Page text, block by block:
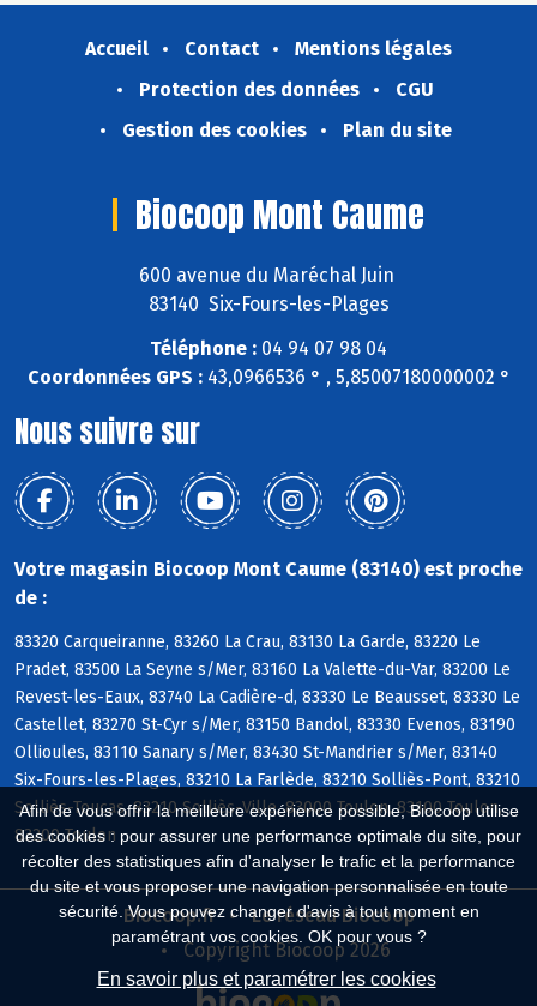
Afin de vous offrir la meilleure expérience possible, Biocoop utilise
des cookies : pour assurer une performance optimale du site, pour
récolter des statistiques afin d'analyser le trafic et la performance
du site et vous proposer une navigation personnalisée en toute
sécurité. Vous pouvez changer d'avis à tout moment en
paramétrant vos cookies. OK pour vous ?
En savoir plus et paramétrer les cookies
Accueil Contact
Mentions légales
Protection des données
CGU
Gestion des cookies
Plan du site
Biocoop Mont Caume
600 avenue du Maréchal Juin
83140 Six-Fours-les-Plages
Téléphone : 04 94 07 98 04
Coordonnées GPS :43,0966536 ° , 5,85007180000002 °
Nous suivre sur
Votre magasin Biocoop Mont Caume (83140) est proche
de :
83320 Carqueiranne, 83260 La Crau, 83130 La Garde, 83220 Le
Pradet, 83500 La Seyne s/Mer, 83160 La Valette-du-Var, 83200 Le
Revest-les-Eaux, 83740 La Cadière-d, 83330 Le Beausset, 83330 Le
Castellet, 83270 St-Cyr s/Mer, 83150 Bandol, 83330 Evenos, 83190
Ollioules, 83110 Sanary s/Mer, 83430 St-Mandrier s/Mer, 83140
Six-Fours-les-Plages, 83210 La Farlède, 83210 Solliès-Pont, 83210
Solliès-Toucas, 83210 Solliès-Ville, 83000 Toulon, 83100 Toulon,
83200 Toulon
Biocoop.fr
Le réseau Biocoop
Copyright Biocoop 2026